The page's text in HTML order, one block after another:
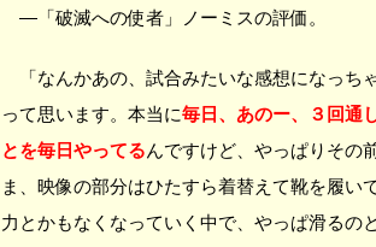
―「破滅への使者」ノーミスの評価。
「なんかあの、試合みたいな感想になっち
って思います。本当に毎日、あのー、３回通
とを毎日やってるんですけど、やっぱりその
ま、映像の部分はひたすら着替えて靴を履い
力とかもなくなっていく中で、やっぱ滑るの